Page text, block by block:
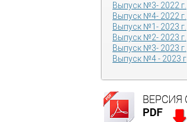
Выпуск №3- 2022 г.
Выпуск №4- 2022 г.
Выпуск №1- 2023 г.
Выпуск №2- 2023 г.
Выпуск №3- 2023 г.
Выпуск №4 - 2023 г